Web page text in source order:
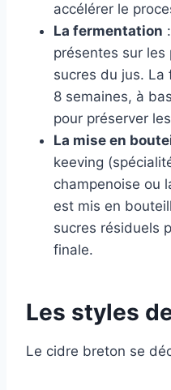
accélérer le
La fermentation
présentes sur
sucres du jus.
8 semaines, à
pour préserver
La mise en
keeving
champenoise ou
est mis en
sucres résiduels
finale.
Les styles
Le cidre breton se